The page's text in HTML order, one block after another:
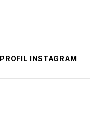
PROFIL INSTAGRAM